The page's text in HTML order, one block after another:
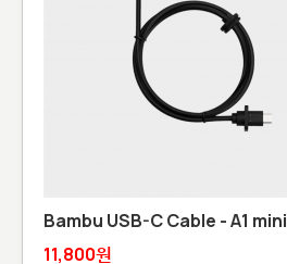
Bambu USB-C Cable - A1 mini
11,800원